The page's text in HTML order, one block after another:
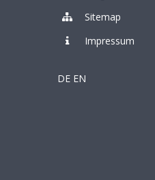
Sitemap
Impressum
DE EN